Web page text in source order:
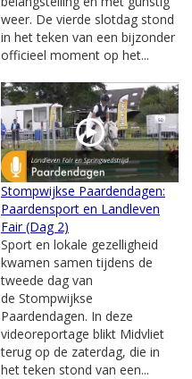
weer. De vierde slotdag stond
in het teken van een bijzonder
officieel moment op het...
Stompwijkse Paardendagen:
Paardensport en Landleven
Fair (Dag 2)
Sport en lokale gezelligheid
kwamen samen tijdens de
tweede dag van
de Stompwijkse
Paardendagen. In deze
videoreportage blikt Midvliet
terug op de zaterdag, die in
het teken stond van een...